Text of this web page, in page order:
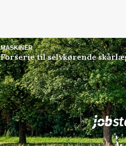
MASKINER
Forserie til selvkørende
Jobsi samarbejde med